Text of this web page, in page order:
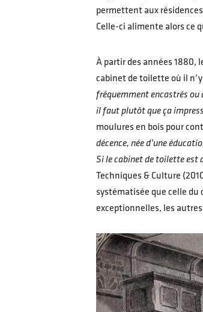
permettent aux résidences
Celle-ci alimente alors ce
À partir des années 1880,
cabinet de toilette où il n’y
fréquemment encastrés ou
il faut plutôt que ça
moulures en bois pour
décence, née d’une
Si le cabinet de toilette est
Techniques & Culture
systématisée que celle du
exceptionnelles, les